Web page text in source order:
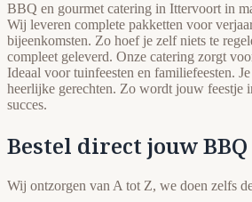
BBQ en gourmet catering in Ittervoort in
Wij leveren complete pakketten voor
bijeenkomsten. Zo hoef je zelf niets te
compleet geleverd. Onze catering zorgt
Ideaal voor tuinfeesten en familiefeesten.
heerlijke gerechten. Zo wordt jouw feestje
succes.
Bestel direct jouw
Wij ontzorgen van A tot Z, we doen zelfs